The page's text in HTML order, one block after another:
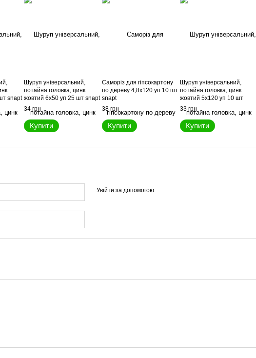
snapt
Шуруп універсальний,
потайна головка, цинк
жовтий 6x50 уп 25 шт snapt
34 грн
Купити
Саморіз для гіпсокартону
по дереву 4,8x120 уп 10 шт
snapt
38 грн
Купити
Шуруп універсальний,
потайна головка, цинк
жовтий 5x120 уп 10 шт
snapt
33 грн
Купити
Увійти за допомогою